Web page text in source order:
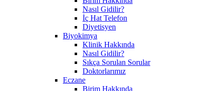
Nasıl Gidilir?
İç Hat Telefon
Diyetisyen
Biyokimya
Klinik Hakkında
Nasıl Gidilir?
Sıkça Sorulan Sorular
Doktorlarımız
Eczane
Birim Hakkında